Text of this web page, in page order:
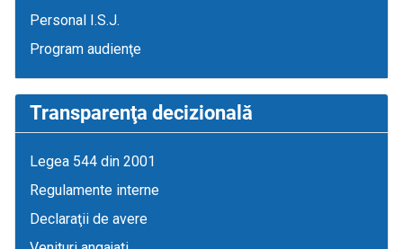
Personal I.S.J.
Program audienţe
Transparenţa decizională
Legea 544 din 2001
Regulamente interne
Declaraţii de avere